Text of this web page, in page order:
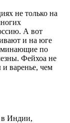
не только на
А вот
и на юге
по
Фейхоа не
варенье, чем
в Индии,